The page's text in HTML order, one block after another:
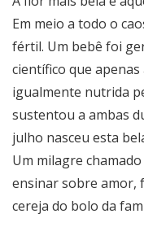
Em meio a todo o
fértil. Um bebê foi
científico que
igualmente nutrida
sustentou a ambas
julho nasceu esta
Um milagre
ensinar sobre amor,
cereja do bolo da